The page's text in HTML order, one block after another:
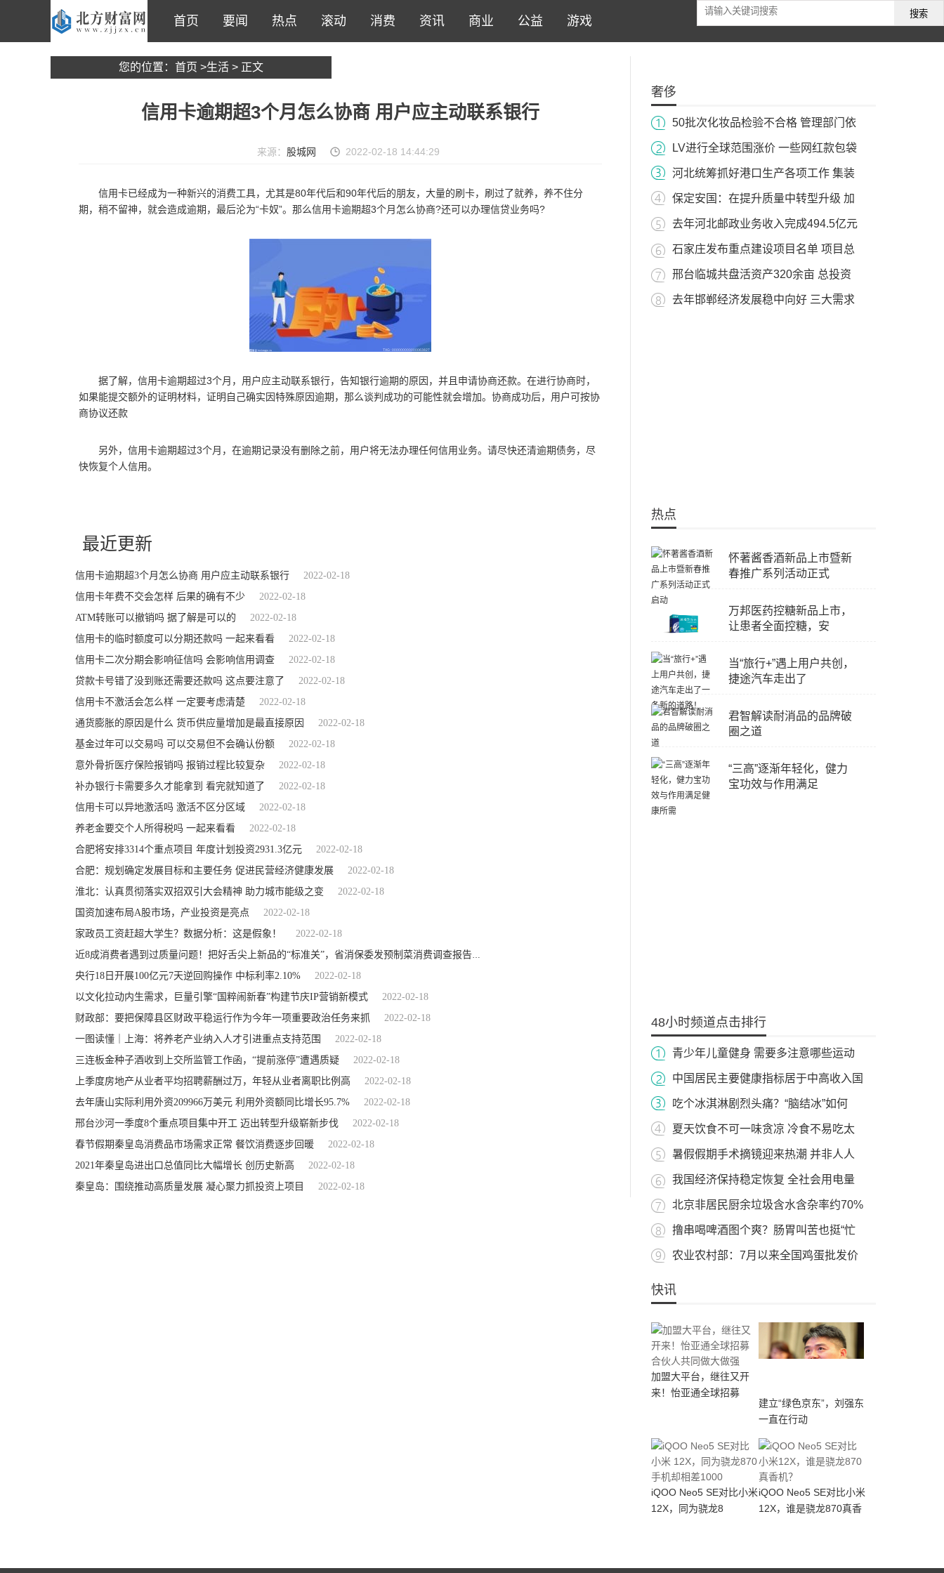
首页 要闻 热点 滚动 消费 资讯 商业 公益 游戏
搜索
您的位置： 首页 >生活 > 正文
信用卡逾期超3个月怎么协商 用户应主动联系银行
来源： 股城网 2022-02-18 14:44:29
信用卡已经成为一种新兴的消费工具，尤其是80年代后和90年代后的朋友，大量的刷卡，刷过了就养，养不住分
期，稍不留神，就会造成逾期，最后沦为“卡奴”。那么信用卡逾期超3个月怎么协商?还可以办理信贷业务吗?
据了解，信用卡逾期超过3个月，用户应主动联系银行，告知银行逾期的原因，并且申请协商还款。在进行协商时，
如果能提交额外的证明材料，证明自己确实因特殊原因逾期，那么谈判成功的可能性就会增加。协商成功后，用户可按协
商协议还款
另外，信用卡逾期超过3个月，在逾期记录没有删除之前，用户将无法办理任何信用业务。请尽快还清逾期债务，尽
快恢复个人信用。
最近更新
信用卡逾期超3个月怎么协商 用户应主动联系银行
2022-02-18
信用卡年费不交会怎样 后果的确有不少
2022-02-18
ATM转账可以撤销吗 据了解是可以的
2022-02-18
信用卡的临时额度可以分期还款吗 一起来看看
2022-02-18
信用卡二次分期会影响征信吗 会影响信用调查
2022-02-18
贷款卡号错了没到账还需要还款吗 这点要注意了
2022-02-18
信用卡不激活会怎么样 一定要考虑清楚
2022-02-18
通货膨胀的原因是什么 货币供应量增加是最直接原因
2022-02-18
基金过年可以交易吗 可以交易但不会确认份额
2022-02-18
意外骨折医疗保险报销吗 报销过程比较复杂
2022-02-18
补办银行卡需要多久才能拿到 看完就知道了
2022-02-18
信用卡可以异地激活吗 激活不区分区域
2022-02-18
养老金要交个人所得税吗 一起来看看
2022-02-18
合肥将安排3314个重点项目 年度计划投资2931.3亿元
2022-02-18
合肥：规划确定发展目标和主要任务 促进民营经济健康发展
2022-02-18
淮北：认真贯彻落实双招双引大会精神 助力城市能级之变
2022-02-18
国资加速布局A股市场，产业投资是亮点
2022-02-18
家政员工资赶超大学生？数据分析：这是假象！
2022-02-18
近8成消费者遇到过质量问题！把好舌尖上新品的“标准关”，省消保委发预制菜消费调查报告
央行18日开展100亿元7天逆回购操作 中标利率2.10%
2022-02-18
以文化拉动内生需求，巨量引擎“国粹闹新春”构建节庆IP营销新模式
2022-02-18
财政部：要把保障县区财政平稳运行作为今年一项重要政治任务来抓
2022-02-18
一图读懂｜上海：将养老产业纳入人才引进重点支持范围
2022-02-18
三连板金种子酒收到上交所监管工作函，“提前涨停”遭遇质疑
2022-02-18
上季度房地产从业者平均招聘薪酬过万，年轻从业者离职比例高
2022-02-18
去年唐山实际利用外资209966万美元 利用外资额同比增长95.7%
2022-02-18
邢台沙河一季度8个重点项目集中开工 迈出转型升级崭新步伐
2022-02-18
春节假期秦皇岛消费品市场需求正常 餐饮消费逐步回暖
2022-02-18
2021年秦皇岛进出口总值同比大幅增长 创历史新高
2022-02-18
秦皇岛：围绕推动高质量发展 凝心聚力抓投资上项目
2022-02-18
奢侈
50批次化妆品检验不合格 管理部门依
LV进行全球范围涨价 一些网红款包袋
河北统筹抓好港口生产各项工作 集装
保定安国：在提升质量中转型升级 加
去年河北邮政业务收入完成494.5亿元
石家庄发布重点建设项目名单 项目总
邢台临城共盘活资产320余亩 总投资
去年邯郸经济发展稳中向好 三大需求
热点
怀著酱香酒新品上市暨新
春推广系列活动正式
万邦医药控糖新品上市，
让患者全面控糖，安
当“旅行+”遇上用户共创，
捷途汽车走出了
君智解读耐消品的品牌破
圈之道
“三高”逐渐年轻化，健力
宝功效与作用满足
48小时频道点击排行
青少年儿童健身 需要多注意哪些运动
中国居民主要健康指标居于中高收入国
吃个冰淇淋剧烈头痛？“脑结冰”如何
夏天饮食不可一味贪凉 冷食不易吃太
暑假假期手术摘镜迎来热潮 并非人人
我国经济保持稳定恢复 全社会用电量
北京非居民厨余垃圾含水含杂率约70%
撸串喝啤酒图个爽？肠胃叫苦也挺“忙
农业农村部：7月以来全国鸡蛋批发价
快讯
加盟大平台，继往又开
来！怡亚通全球招募
建立“绿色京东”，刘强东
一直在行动
iQOO Neo5 SE对比小米
12X，同为骁龙8
iQOO Neo5 SE对比小米
12X，谁是骁龙870真香